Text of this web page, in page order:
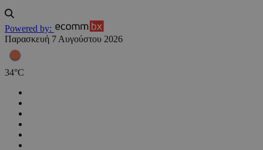
Powered by:
Παρασκευή 7 Αυγούστου 2026
34°C